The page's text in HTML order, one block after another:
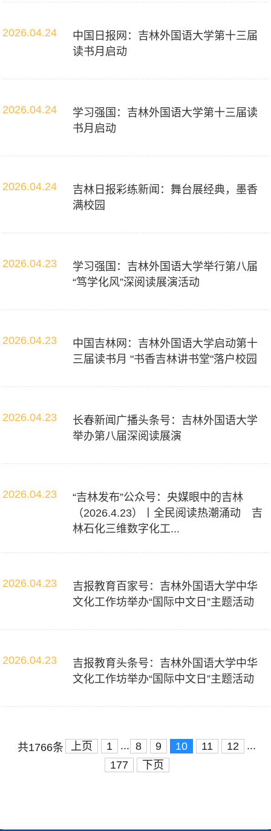
2026.04.24
中国日报网：吉林外国语大学第十三届
读书月启动
2026.04.24
学习强国：吉林外国语大学第十三届读
书月启动
2026.04.24
吉林日报彩练新闻：舞台展经典，墨香
满校园
2026.04.23
学习强国：吉林外国语大学举行第八届
“笃学化风”深阅读展演活动
2026.04.23
中国吉林网：吉林外国语大学启动第十
三届读书月 "书香吉林讲书堂"落户校园
2026.04.23
长春新闻广播头条号：吉林外国语大学
举办第八届深阅读展演
2026.04.23
“吉林发布”公众号：央媒眼中的吉林
（2026.4.23）丨全民阅读热潮涌动 吉
林石化三维数字化工...
2026.04.23
吉报教育百家号：吉林外国语大学中华
文化工作坊举办“国际中文日”主题活动
2026.04.23
吉报教育头条号：吉林外国语大学中华
文化工作坊举办“国际中文日”主题活动
共1766条 上页 1 ... 8 9 10 11 12
...
177
下页